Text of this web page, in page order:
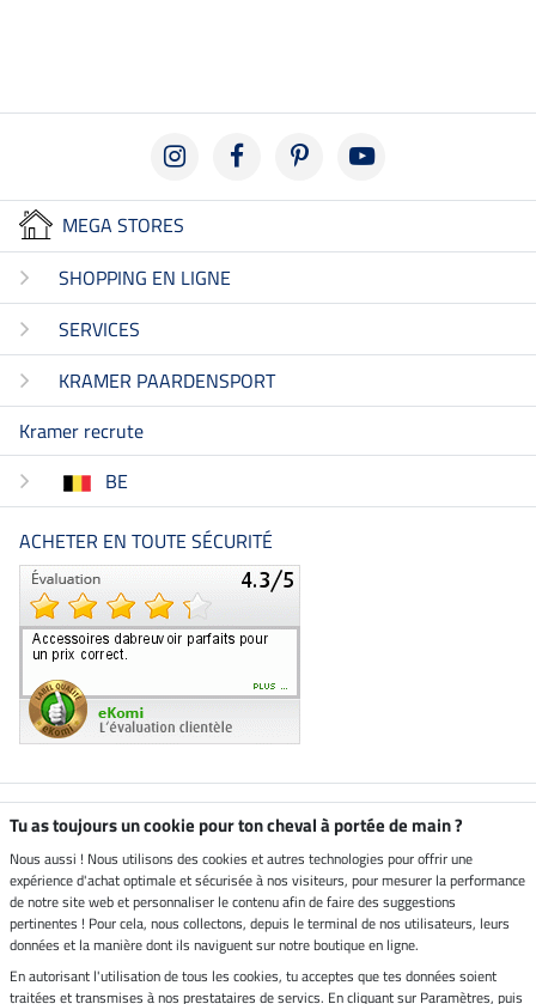
MEGA STORES
SHOPPING EN LIGNE
SERVICES
KRAMER PAARDENSPORT
Kramer recrute
BE
ACHETER EN TOUTE SÉCURITÉ
Boutique climatiquement
neutre
Livraison par
Paiement sécurisé
Tu as toujours un cookie pour ton cheval à portée de main ?
Nous aussi ! Nous utilisons des cookies et autres technologies pour offrir une
expérience d'achat optimale et sécurisée à nos visiteurs, pour mesurer la performance
de notre site web et personnaliser le contenu afin de faire des suggestions
pertinentes ! Pour cela, nous collectons, depuis le terminal de nos utilisateurs, leurs
données et la manière dont ils naviguent sur notre boutique en ligne.
En autorisant l'utilisation de tous les cookies, tu acceptes que tes données soient
traitées et transmises à nos prestataires de servics. En cliquant sur Paramètres, puis